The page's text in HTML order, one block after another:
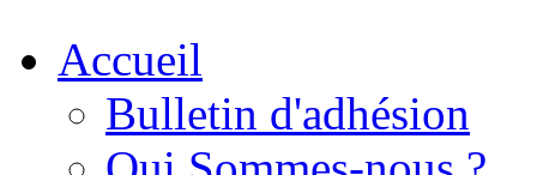
Accueil
Bulletin d'adhésion